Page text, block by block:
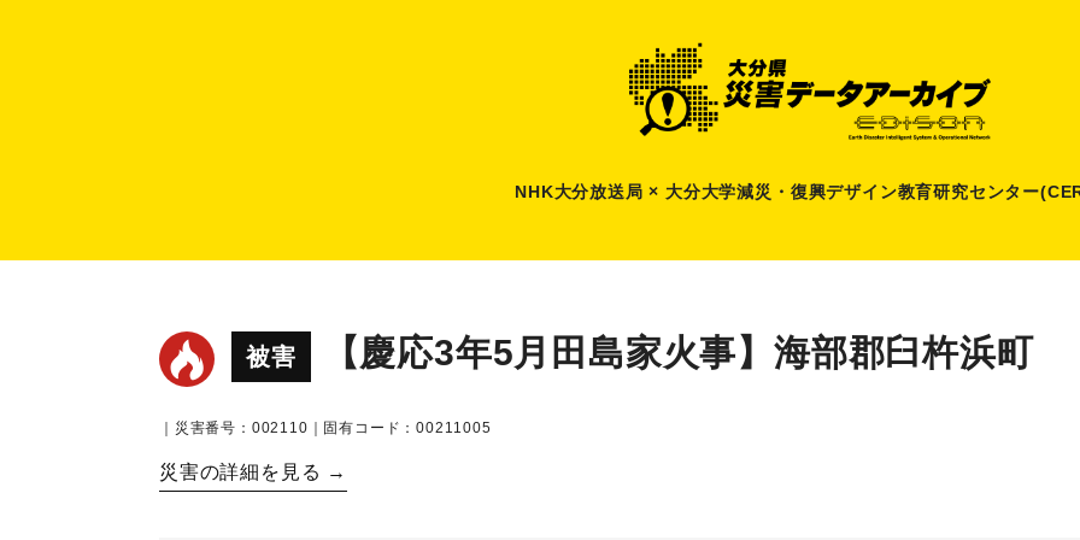
NHK大分放送局 × 大分大学減災 ・ 復興デザイン教育研究センター
被害 【慶応3年5月田島家火事】海部郡臼杵浜町
｜災害番号：002110｜固有コード：00211005
災害の詳細を見る →